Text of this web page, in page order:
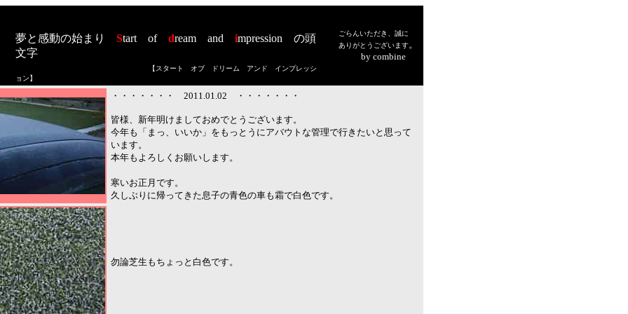
夢と感動の始まり Start of dream and impression の頭
文字
ごらんいただき、誠に
ありがとうございます。
by combine
【スタート オブ ドリーム アンド インプレッシ
ョン】
・・・・・・・ 2011.01.02 ・・・・・・・
皆様、新年明けましておめでとうございます。
今年も「まっ、いいか」をもっとうにアバウトな管理で行きたいと思って
います。
本年もよろしくお願いします。
寒いお正月です。
久しぶりに帰ってきた息子の青色の車も霜で白色です。
勿論芝生もちょっと白色です。